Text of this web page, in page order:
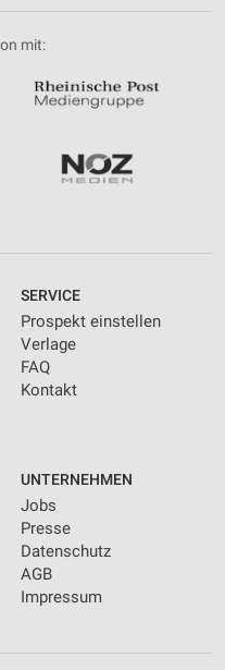
mit:
SERVICE
Prospekt einstellen
Verlage
FAQ
Kontakt
UNTERNEHMEN
Jobs
Presse
Datenschutz
AGB
Impressum